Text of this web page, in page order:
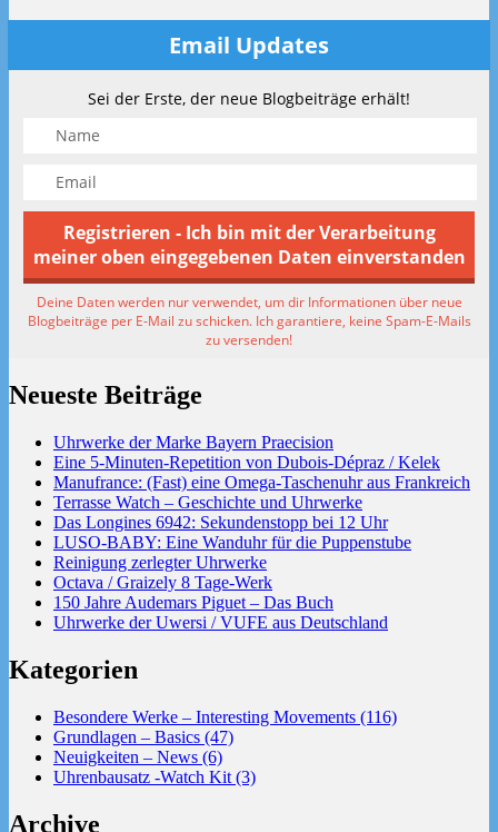
Email Updates
Sei der Erste, der neue Blogbeiträge erhält!
Deine Daten werden nur verwendet, um dir Informationen über neue
Blogbeiträge per E-Mail zu schicken. Ich garantiere, keine Spam-E-Mails
zu versenden!
Neueste Beiträge
Uhrwerke der Marke Bayern Praecision
Eine 5-Minuten-Repetition von Dubois-Dépraz / Kelek
Manufrance: (Fast) eine Omega-Taschenuhr aus Frankreich
Terrasse Watch – Geschichte und Uhrwerke
Das Longines 6942: Sekundenstopp bei 12 Uhr
LUSO-BABY: Eine Wanduhr für die Puppenstube
Reinigung zerlegter Uhrwerke
Octava / Graizely 8 Tage-Werk
150 Jahre Audemars Piguet – Das Buch
Uhrwerke der Uwersi / VUFE aus Deutschland
Kategorien
Besondere Werke – Interesting Movements (116)
Grundlagen – Basics (47)
Neuigkeiten – News (6)
Uhrenbausatz -Watch Kit (3)
Archive